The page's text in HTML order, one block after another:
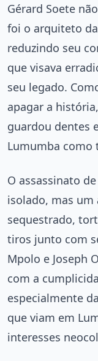
Gérard Soete
foi o arquiteto
reduzindo seu
que visava
seu legado.
apagar a
guardou dentes
Lumumba como
O assassinato
isolado, mas
sequestrado,
tiros junto com
Mpolo e Joseph
com a
especialmente
que viam em
interesses